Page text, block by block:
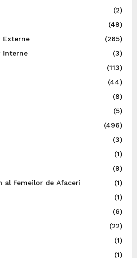
(2)
(49)
Externe
(265)
Interne
(3)
(113)
(44)
(8)
(5)
(496)
(3)
(1)
(9)
al Femeilor de Afaceri
(1)
(1)
(6)
(22)
(1)
(1)